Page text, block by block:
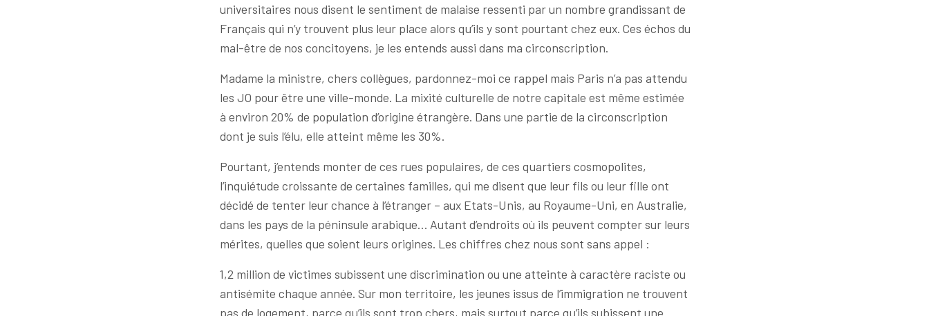
universitaires nous disent le sentiment de malaise ressenti par un nombre grandissant de
Français qui n’y trouvent plus leur place alors qu’ils y sont pourtant chez eux. Ces échos du
mal-être de nos concitoyens, je les entends aussi dans ma circonscription.
Madame la ministre, chers collègues, pardonnez-moi ce rappel mais Paris n’a pas attendu
les JO pour être une ville-monde. La mixité culturelle de notre capitale est même estimée
à environ 20% de population d’origine étrangère. Dans une partie de la circonscription
dont je suis l’élu, elle atteint même les 30%.
Pourtant, j’entends monter de ces rues populaires, de ces quartiers cosmopolites,
l’inquiétude croissante de certaines familles, qui me disent que leur fils ou leur fille ont
décidé de tenter leur chance à l’étranger – aux Etats-Unis, au Royaume-Uni, en Australie,
dans les pays de la péninsule arabique… Autant d’endroits où ils peuvent compter sur leurs
mérites, quelles que soient leurs origines. Les chiffres chez nous sont sans appel :
1,2 million de victimes subissent une discrimination ou une atteinte à caractère raciste ou
antisémite chaque année. Sur mon territoire, les jeunes issus de l’immigration ne trouvent
pas de logement, parce qu’ils sont trop chers, mais surtout parce qu’ils subissent une